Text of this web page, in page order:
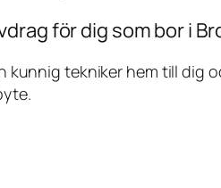
för dig som bor i
kunnig tekniker hem till dig